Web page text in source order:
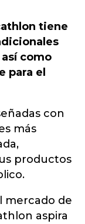
tiene
como
para el
con
más
productos
mercado de
aspira